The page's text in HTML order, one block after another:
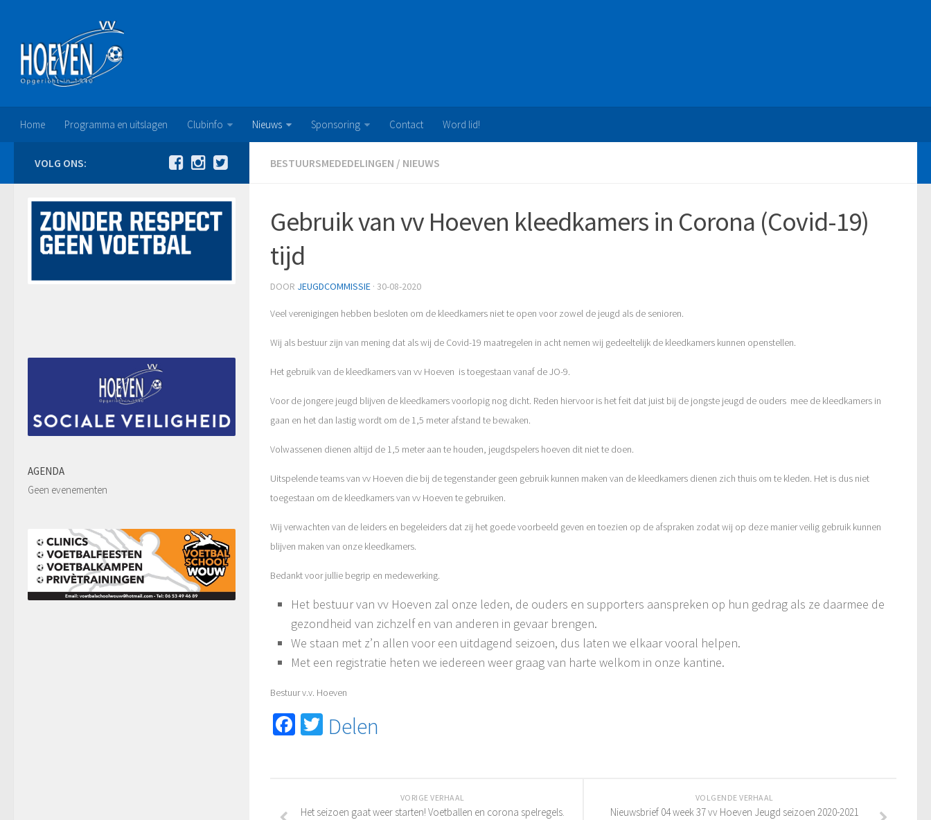
Home Programma en uitslagen Clubinfo Nieuws Sponsoring Contact Word lid!
BESTUURSMEDEDELINGEN / NIEUWS
Gebruik van vv Hoeven kleedkamers in Corona (Covid-19)
tijd
DOOR JEUGDCOMMISSIE · 30-08-2020
Veel verenigingen hebben besloten om de kleedkamers niet te open voor zowel de jeugd als de senioren.
Wij als bestuur zijn van mening dat als wij de Covid-19 maatregelen in acht nemen wij gedeeltelijk de kleedkamers kunnen openstellen.
Het gebruik van de kleedkamers van vv Hoeven is toegestaan vanaf de JO-9.
Voor de jongere jeugd blijven de kleedkamers voorlopig nog dicht. Reden hiervoor is het feit dat juist bij de jongste jeugd de ouders mee de kleedkamers in
gaan en het dan lastig wordt om de 1,5 meter afstand te bewaken.
Volwassenen dienen altijd de 1,5 meter aan te houden, jeugdspelers hoeven dit niet te doen.
Uitspelende teams van vv Hoeven die bij de tegenstander geen gebruik kunnen maken van de kleedkamers dienen zich thuis om te kleden. Het is dus niet
toegestaan om de kleedkamers van vv Hoeven te gebruiken.
Wij verwachten van de leiders en begeleiders dat zij het goede voorbeeld geven en toezien op de afspraken zodat wij op deze manier veilig gebruik kunnen
blijven maken van onze kleedkamers.
Bedankt voor jullie begrip en medewerking.
Het bestuur van vv Hoeven zal onze leden, de ouders en supporters aanspreken op hun gedrag als ze daarmee de
gezondheid van zichzelf en van anderen in gevaar brengen.
We staan met z’n allen voor een uitdagend seizoen, dus laten we elkaar vooral helpen.
Met een registratie heten we iedereen weer graag van harte welkom in onze kantine.
Bestuur v.v. Hoeven
Facebook
Twitter
Delen
VOLGENDE VERHAAL
Nieuwsbrief 04 week 37 vv Hoeven Jeugd seizoen 2020-2021
VORIGE VERHAAL
Het seizoen gaat weer starten! Voetballen en corona spelregels.
VOLG ONS:
AGENDA
Geen evenementen